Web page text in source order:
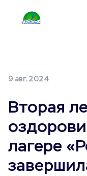
9 авг. 2024
Вторая
лагере